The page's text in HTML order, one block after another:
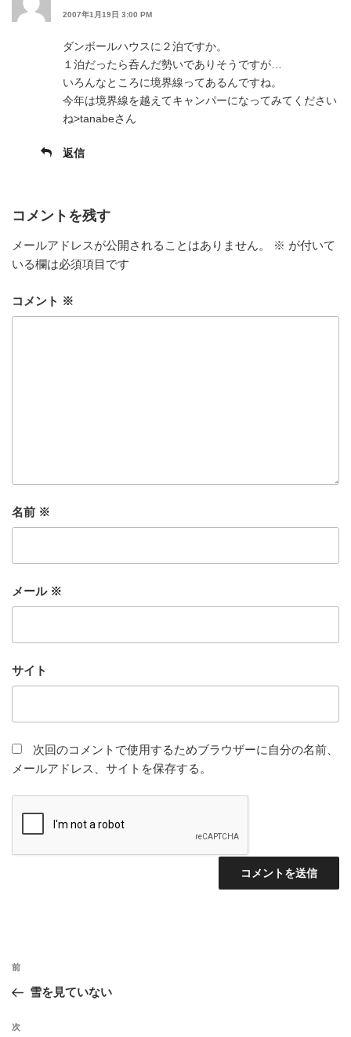
2007年1月19日 3:00 PM
ダンボールハウスに２泊ですか。
１泊だったら呑んだ勢いでありそうですが…
いろんなところに境界線ってあるんですね。
今年は境界線を越えてキャンパーになってみてください
ね>tanabeさん
返信
コメントを残す
メールアドレスが公開されることはありません。 ※ が付いて
いる欄は必須項目です
コメント ※
名前 ※
メール ※
サイト
次回のコメントで使用するためブラウザーに自分の名前、
メールアドレス、サイトを保存する。
投
ナ
ビ
前
の
稿
前
雪を見ていない
次
次